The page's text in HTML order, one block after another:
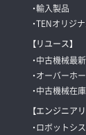
・輸入製品
・TENオリジ
【リユース】
・中古機械最
・オーバーホ
・中古機械在
【エンジニア
・ロボットシ